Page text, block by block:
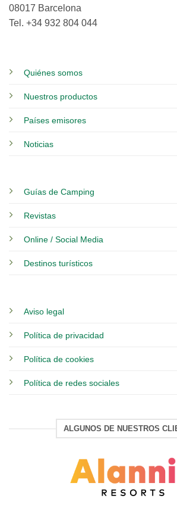
08017 Barcelona
Tel. +34 932 804 044
Quiénes somos
Nuestros productos
Países emisores
Noticias
Guías de Camping
Revistas
Online / Social Media
Destinos turísticos
Aviso legal
Política de privacidad
Política de cookies
Política de redes sociales
ALGUNOS DE NUESTROS